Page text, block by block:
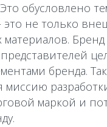
обусловлено
не только
бренда.
маркой и